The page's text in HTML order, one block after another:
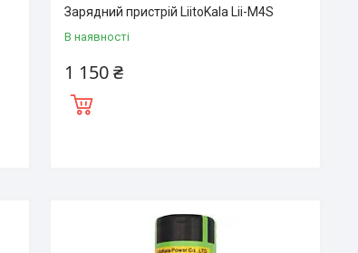
Зарядний пристрій LiitoKala Lii-M4S
В наявності
1 150 ₴